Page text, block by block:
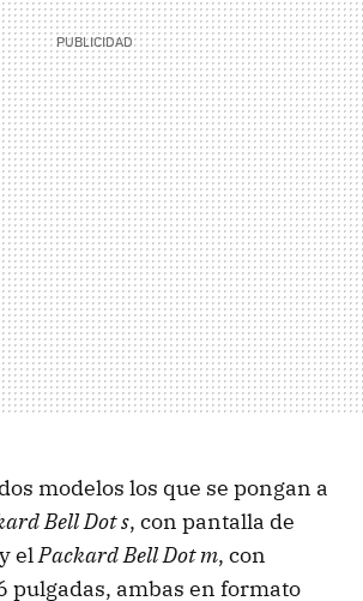
modelos los que se pongan a
Bell Dot s, con pantalla de
el Packard Bell Dot m, con
pulgadas, ambas en formato